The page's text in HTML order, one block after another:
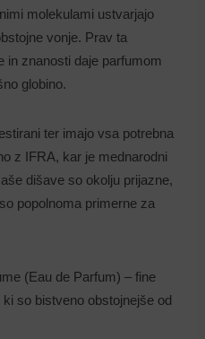
molekulami ustvarjajo
vonje. Prav ta
in znanosti daje parfumom
globino.
ter imajo vsa potrebna
z IFRA, kar je mednarodni
dišave so okolju prijazne,
popolnoma primerne za
(Eau de Parfum) – fine
so bistveno obstojnejše od